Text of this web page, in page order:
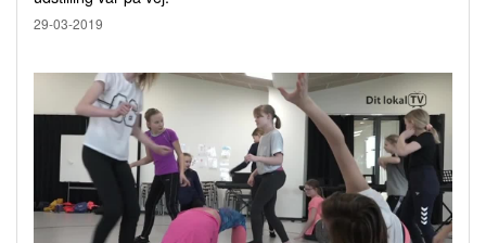
29-03-2019